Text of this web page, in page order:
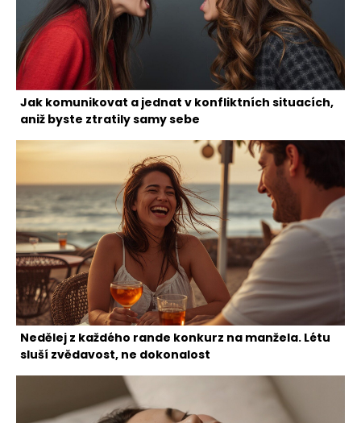
Jak komunikovat a jednat v konfliktních situacích,
aniž byste ztratily samy sebe
Nedělej z každého rande konkurz na manžela. Létu
sluší zvědavost, ne dokonalost